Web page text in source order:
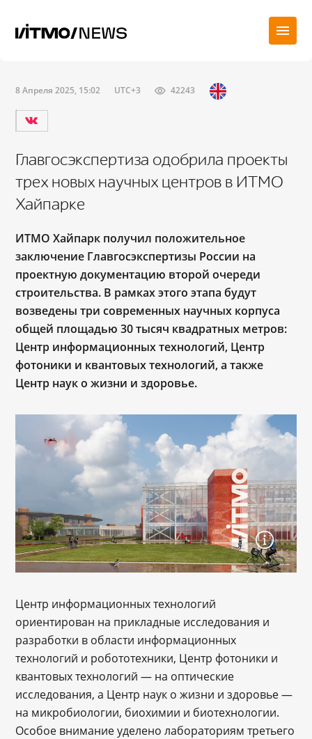
8 Апреля 2025, 15:02 UTC+3 42243
Главгосэкспертиза одобрила проекты
трех новых научных центров в ИТМО
Хайпарке
ИТМО Хайпарк получил положительное
заключение Главгосэкспертизы России на
проектную документацию второй очереди
строительства. В рамках этого этапа будут
возведены три современных научных корпуса
общей площадью 30 тысяч квадратных метров:
Центр информационных технологий, Центр
фотоники и квантовых технологий, а также
Центр наук о жизни и здоровье.
Центр информационных технологий
ориентирован на прикладные исследования и
разработки в области информационных
технологий и робототехники, Центр фотоники и
квантовых технологий ― на оптические
исследования, а Центр наук о жизни и здоровье ―
на микробиологии, биохимии и биотехнологии.
Особое внимание уделено лабораториям третьего